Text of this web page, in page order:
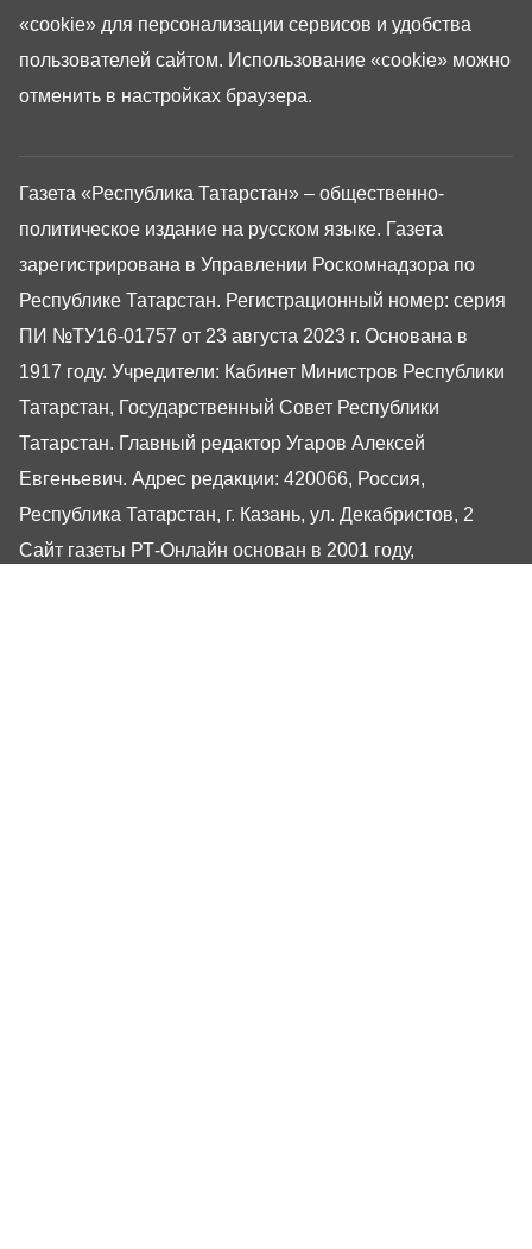
Газета «Республика Татарстан» – общественно-
политическое издание на русском языке. Газета
зарегистрирована в Управлении Роскомнадзора по
Республике Татарстан. Регистрационный номер: серия
ПИ №ТУ16-01757 от 23 августа 2023 г. Основана в
1917 году. Учредители: Кабинет Министров Республики
Татарстан, Государственный Совет Республики
Татарстан. Главный редактор Угаров Алексей
Евгеньевич. Адрес редакции: 420066, Россия,
Республика Татарстан, г. Казань, ул. Декабристов, 2
Сайт газеты РТ-Онлайн основан в 2001 году,
«cookie» для персонализации сервисов и удобства
пользователей сайтом. Использование «cookie» можно
отменить в настройках браузера.